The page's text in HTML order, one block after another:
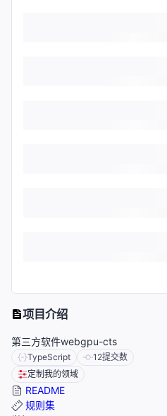
项目介绍
第三方软件webgpu-cts
TypeScript 12提交数
定制我的领域
README
规则集